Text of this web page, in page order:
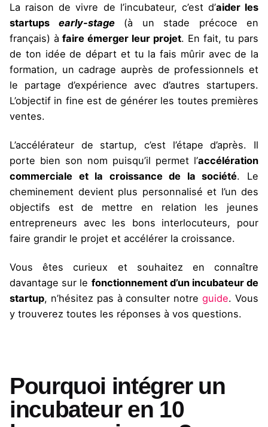
La raison de vivre de l’incubateur, c’est d’aider les
startups early-stage(à un stade précoce en
français) à faire émerger leur projet. En fait, tu pars
de ton idée de départ et tu la fais mûrir avec de la
formation, un cadrage auprès de professionnels et
le partage d’expérience avec d’autres startupers.
L’objectif in fine est de générer les toutes premières
ventes.
L’accélérateur de startup, c’est l’étape d’après. Il
porte bien son nom puisqu’il permet l’accélération
commerciale et la croissance de la société. Le
cheminement devient plus personnalisé et l’un des
objectifs est de mettre en relation les jeunes
entrepreneurs avec les bons interlocuteurs, pour
faire grandir le projet et accélérer la croissance.
Vous êtes curieux et souhaitez en connaître
davantage sur le fonctionnement d’un incubateur de
startup, n’hésitez pas à consulter notreguide. Vous
y trouverez toutes les réponses à vos questions.
Pourquoi intégrer un
incubateur en 10